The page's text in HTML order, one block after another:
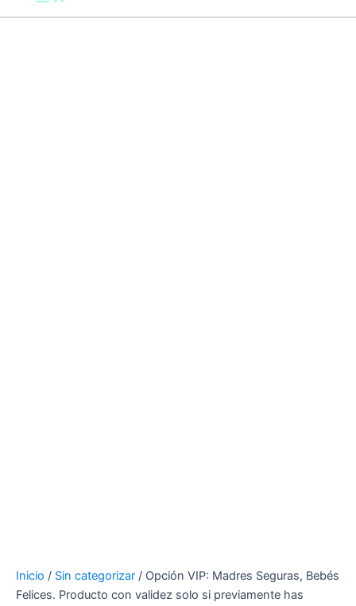
Inicio / Sin categorizar / Opción VIP: Madres Seguras, Bebés
Felices. Producto con validez solo si previamente has
Felices